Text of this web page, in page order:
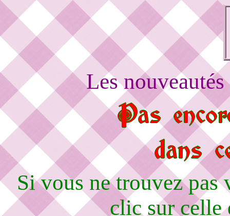
Les
Si vous ne trouvez pas
clic sur celle